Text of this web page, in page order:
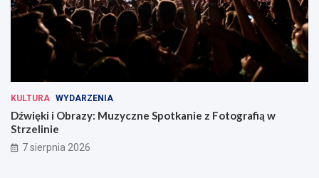
KULTURA WYDARZENIA
Dźwięki i Obrazy: Muzyczne Spotkanie z Fotografią w
Strzelinie
7 sierpnia 2026